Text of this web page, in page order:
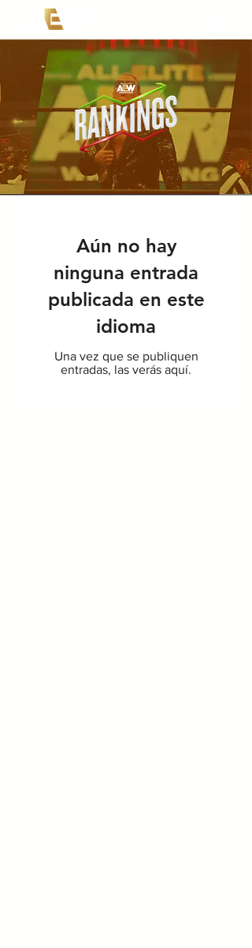
Aún no hay
ninguna entrada
publicada en este
idioma
Una vez que se publiquen
entradas, las verás aquí.